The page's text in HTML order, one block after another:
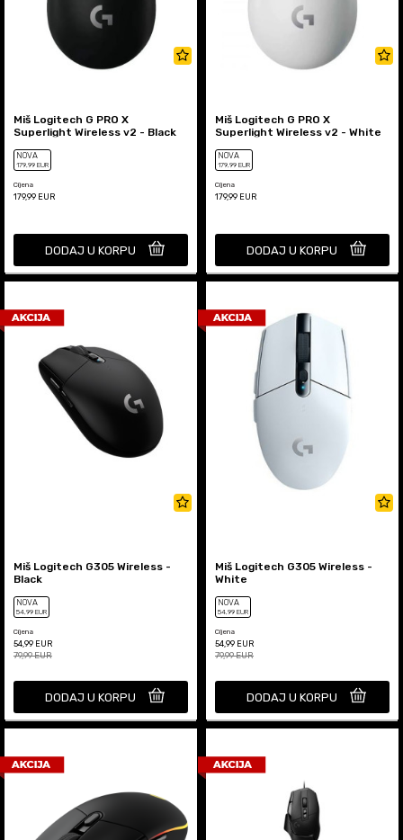
Miš Logitech G PRO X
Superlight Wireless v2 - Black
NOVA
179,99 EUR
Cijena
179,99 EUR
DODAJ U KORPU
Miš Logitech G PRO X
Superlight Wireless v2 - White
NOVA
179,99 EUR
Cijena
179,99 EUR
DODAJ U KORPU
Miš Logitech G305 Wireless -
Black
NOVA
54,99 EUR
Cijena
54,99 EUR
79,99EUR
DODAJ U KORPU
Miš Logitech G305 Wireless -
White
NOVA
54,99 EUR
Cijena
54,99 EUR
79,99EUR
DODAJ U KORPU